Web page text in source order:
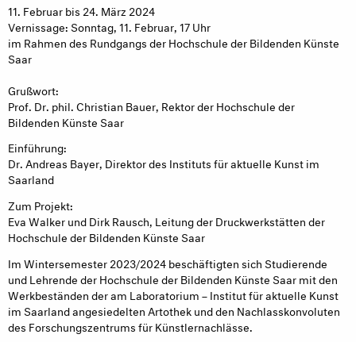
11. Februar bis 24. März 2024
Vernissage: Sonntag, 11. Februar, 17 Uhr
im Rahmen des Rundgangs der Hochschule der Bildenden Künste
Saar
Grußwort:
Prof. Dr. phil. Christian Bauer, Rektor der Hochschule der
Bildenden Künste Saar
Einführung:
Dr. Andreas Bayer, Direktor des Instituts für aktuelle Kunst im
Saarland
Zum Projekt:
Eva Walker und Dirk Rausch, Leitung der Druckwerkstätten der
Hochschule der Bildenden Künste Saar
Im Wintersemester 2023/2024 beschäftigten sich Studierende
und Lehrende der Hochschule der Bildenden Künste Saar mit den
Werkbeständen der am Laboratorium – Institut für aktuelle Kunst
im Saarland angesiedelten Artothek und den Nachlasskonvoluten
des Forschungszentrums für Künstlernachlässe.